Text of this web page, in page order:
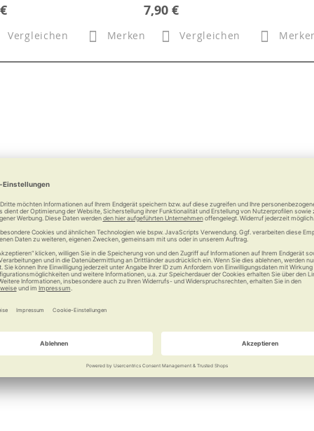
Vergleichen
7,90 €
Merken Vergleichen